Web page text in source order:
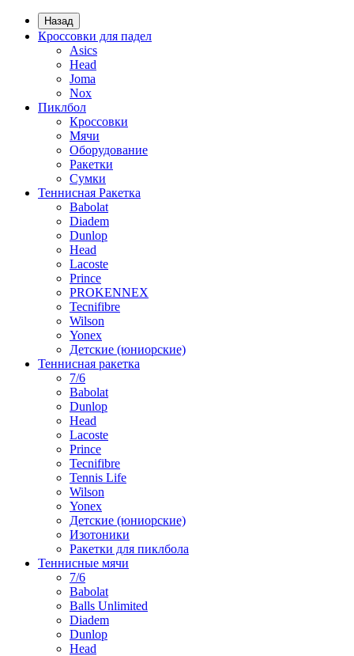
Назад
Кроссовки для падел
Asics
Head
Joma
Nox
Пиклбол
Кроссовки
Мячи
Оборудование
Ракетки
Сумки
Теннисная Ракетка
Babolat
Diadem
Dunlop
Head
Lacoste
Prince
PROKENNEX
Tecnifibre
Wilson
Yonex
Детские (юниорские)
Теннисная ракетка
7/6
Babolat
Dunlop
Head
Lacoste
Prince
Tecnifibre
Tennis Life
Wilson
Yonex
Детские (юниорские)
Изотоники
Ракетки для пиклбола
Теннисные мячи
7/6
Babolat
Balls Unlimited
Diadem
Dunlop
Head